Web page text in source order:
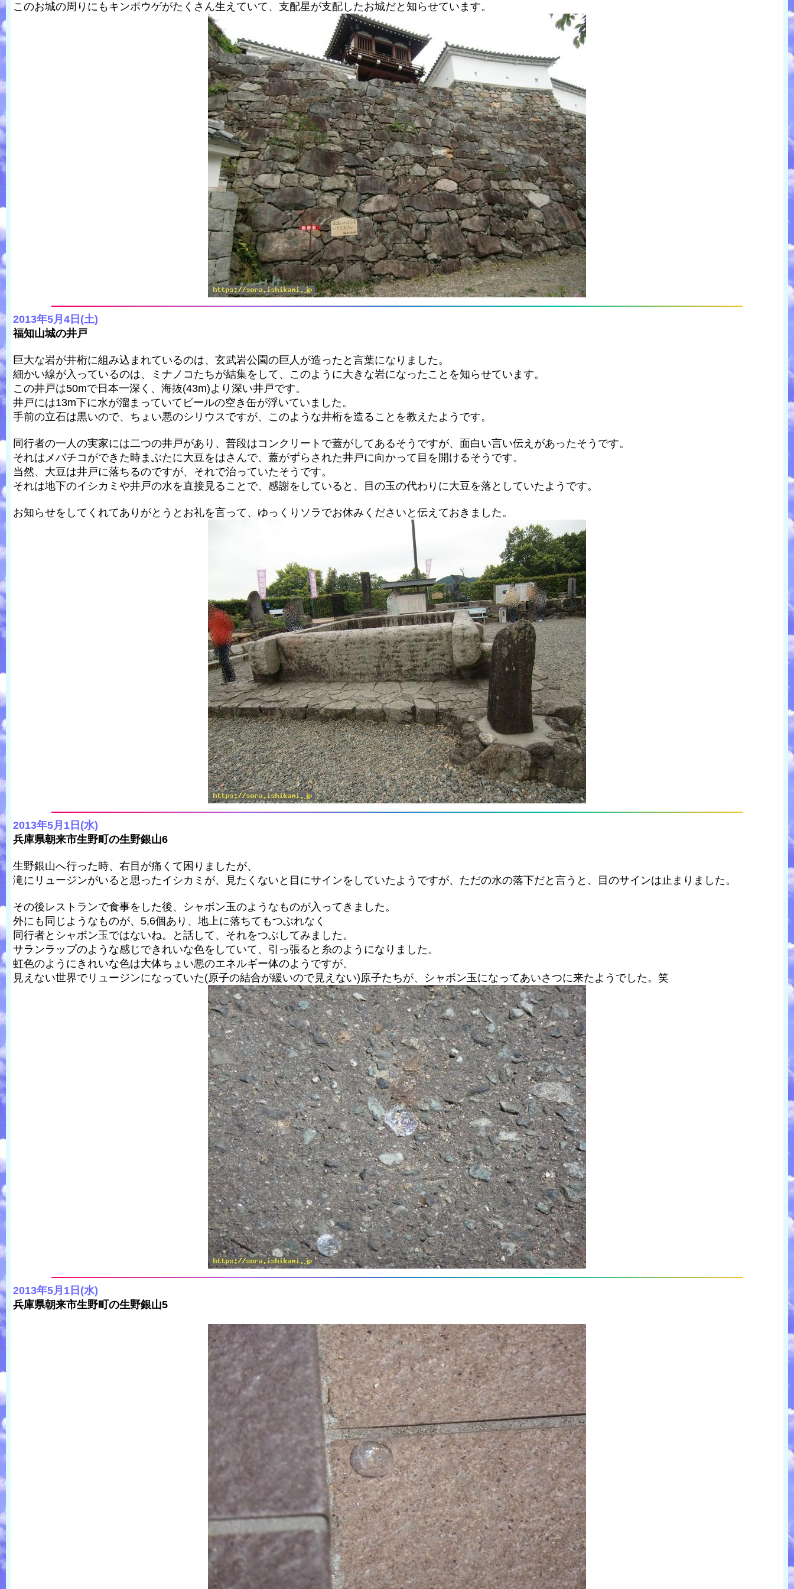
このお城の周りにもキンポウゲがたくさん生えていて、支配星が支配したお城だと知らせています。
2013年5月4日(土)
福知山城の井戸
巨大な岩が井桁に組み込まれているのは、玄武岩公園の巨人が造ったと言葉になりました。
細かい線が入っているのは、ミナノコたちが結集をして、このように大きな岩になったことを知らせています。
この井戸は50mで日本一深く、海抜(43m)より深い井戸です。
井戸には13m下に水が溜まっていてビールの空き缶が浮いていました。
手前の立石は黒いので、ちょい悪のシリウスですが、このような井桁を造ることを教えたようです。
同行者の一人の実家には二つの井戸があり、普段はコンクリートで蓋がしてあるそうですが、面白い言い伝えがあったそうです。
それはメバチコができた時まぶたに大豆をはさんで、蓋がずらされた井戸に向かって目を開けるそうです。
当然、大豆は井戸に落ちるのですが、それで治っていたそうです。
それは地下のイシカミや井戸の水を直接見ることで、感謝をしていると、目の玉の代わりに大豆を落としていたようです。
お知らせをしてくれてありがとうとお礼を言って、ゆっくりソラでお休みくださいと伝えておきました。
2013年5月1日(水)
兵庫県朝来市生野町の生野銀山6
生野銀山へ行った時、右目が痛くて困りましたが、
滝にリュージンがいると思ったイシカミが、見たくないと目にサインをしていたようですが、ただの水の落下だと言うと、目のサインは止まりました。
その後レストランで食事をした後、シャボン玉のようなものが入ってきました。
外にも同じようなものが、5,6個あり、地上に落ちてもつぶれなく
同行者とシャボン玉ではないね。と話して、それをつぶしてみました。
サランラップのような感じできれいな色をしていて、引っ張ると糸のようになりました。
虹色のようにきれいな色は大体ちょい悪のエネルギー体のようですが、
見えない世界でリュージンになっていた(原子の結合が緩いので見えない)原子たちが、シャボン玉になってあいさつに来たようでした。笑
2013年5月1日(水)
兵庫県朝来市生野町の生野銀山5